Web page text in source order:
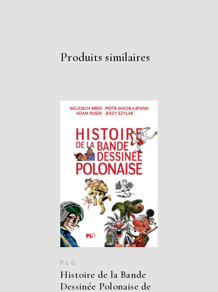
Produits similaires
AJOUTER AU
PANIER
PLG
Histoire de la Bande
Dessinée Polonaise de